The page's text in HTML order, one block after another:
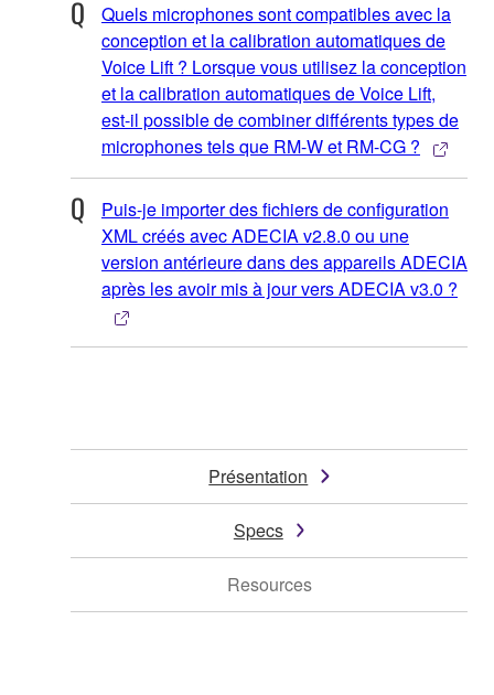
Quels microphones sont compatibles avec la
conception et la calibration automatiques de
Voice Lift ? Lorsque vous utilisez la conception
et la calibration automatiques de Voice Lift,
est-il possible de combiner différents types de
microphones tels que RM-W et RM-CG ?
Puis-je importer des fichiers de configuration
XML créés avec ADECIA v2.8.0 ou une
version antérieure dans des appareils ADECIA
après les avoir mis à jour vers ADECIA v3.0 ?
Présentation
Specs
Resources